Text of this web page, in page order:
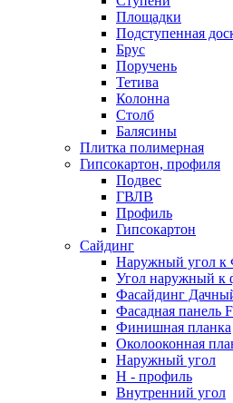
Площадки
Подступенная
Брус
Поручень
Тетива
Колонна
Столб
Балясины
Плитка полимерная
Гипсокартон, профиля
Подвес
ГВЛВ
Профиль
Гипсокартон
Сайдинг
Наружный угол к
Угол наружный к
Фасайдинг
Фасадная панель
Финишная планка
Околооконная
Наружный угол
H - профиль
Внутренний угол